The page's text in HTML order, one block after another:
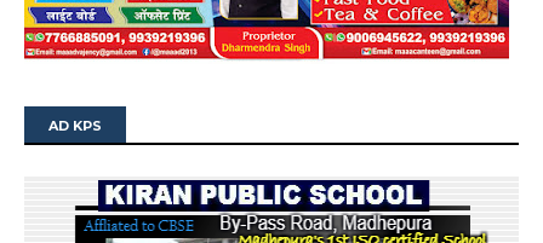
AD KPS